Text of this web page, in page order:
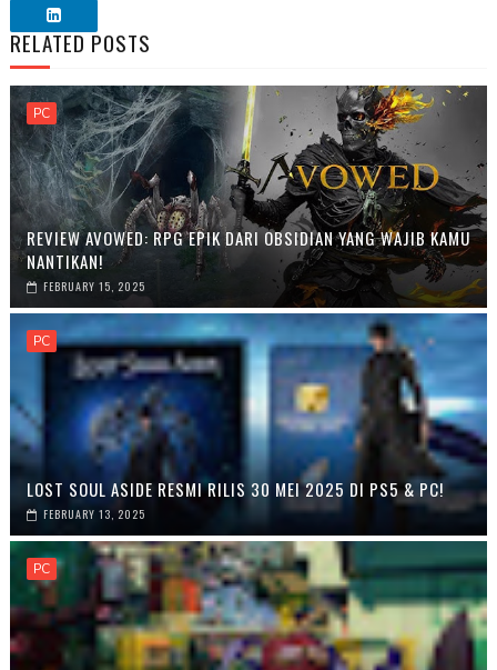
RELATED POSTS
PC
REVIEW AVOWED: RPG EPIK DARI OBSIDIAN YANG WAJIB KAMU
NANTIKAN!
FEBRUARY 15, 2025
PC
LOST SOUL ASIDE RESMI RILIS 30 MEI 2025 DI PS5 & PC!
FEBRUARY 13, 2025
PC